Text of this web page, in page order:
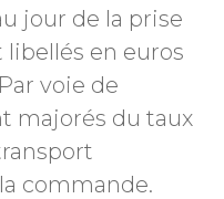
jour de la prise
en euros
voie de
majorés du taux
commande.